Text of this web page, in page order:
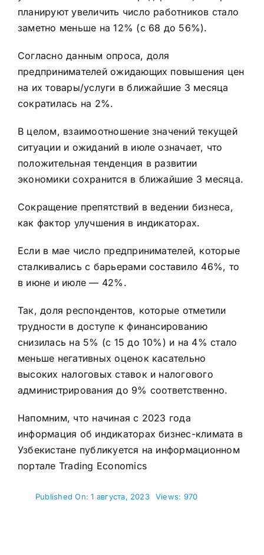
планируют увеличить число работников стало
заметно меньше на 12% (с 68 до 56%).
Согласно данным опроса, доля
предпринимателей ожидающих повышения цен
на их товары/услуги в ближайшие 3 месяца
сократилась на 2%.
В целом, взаимоотношение значений текущей
ситуации и ожиданий в июле означает, что
положительная тенденция в развитии
экономики сохранится в ближайшие 3 месяца.
Сокращение препятствий в ведении бизнеса,
как фактор улучшения в индикаторах.
Если в мае число предпринимателей, которые
сталкивались с барьерами составило 46%, то
в июне и июле — 42%.
Так, доля респондентов, которые отметили
трудности в доступе к финансированию
снизилась на 5% (с 15 до 10%) и на 4% стало
меньше негативных оценок касательно
высоких налоговых ставок и налогового
администрирования до 9% соответственно.
Напомним, что начиная с 2023 года
информация об индикаторах бизнес-климата в
Узбекистане публикуется на информационном
портале Trading Economics
Published On: 1 августа, 2023 Views: 970